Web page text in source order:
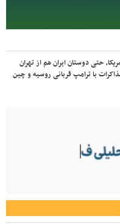
حتی دوستان ایران هم از تهران
با ترامپ قربانی روسیه و چین